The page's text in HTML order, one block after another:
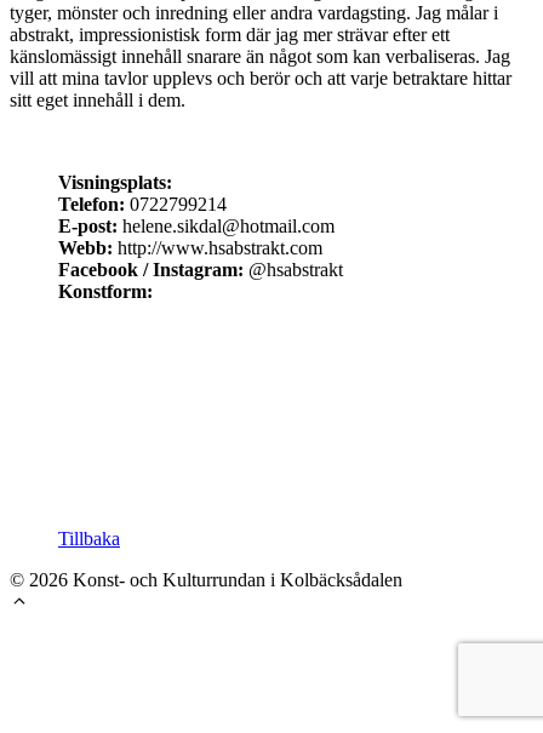
tyger, mönster och inredning eller andra vardagsting. Jag målar i
abstrakt, impressionistisk form där jag mer strävar efter ett
känslomässigt innehåll snarare än något som kan verbaliseras. Jag
vill att mina tavlor upplevs och berör och att varje betraktare hittar
sitt eget innehåll i dem.
Visningsplats:
Telefon: 0722799214
E-post: helene.sikdal@hotmail.com
Webb: http://www.hsabstrakt.com
Facebook / Instagram: @hsabstrakt
Konstform:
Tillbaka
© 2026 Konst- och Kulturrundan i Kolbäcksådalen